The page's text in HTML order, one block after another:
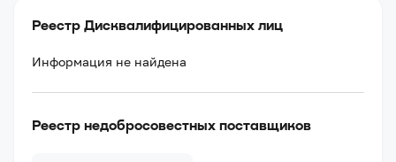
Реестр Дисквалифицированных лиц
Информация не найдена
Реестр недобросовестных поставщиков